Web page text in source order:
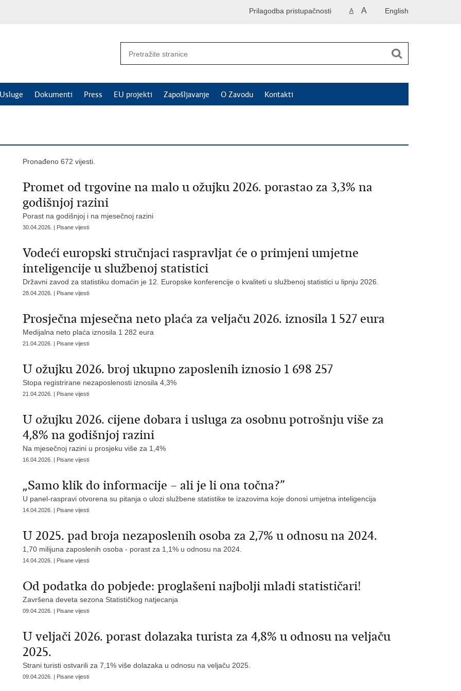
English
A A
Prilagodba pristupačnosti
Usluge Dokumenti Press EU projekti Zapošljavanje O Zavodu Kontakti
Pronađeno 672 vijesti.
Promet od trgovine na malo u ožujku 2026. porastao za 3,3% na
godišnjoj razini
Porast na godišnjoj i na mjesečnoj razini
30.04.2026. | Pisane vijesti
Vodeći europski stručnjaci raspravljat će o primjeni umjetne
inteligencije u službenoj statistici
Državni zavod za statistiku domaćin je 12. Europske konferencije o kvaliteti u službenoj statistici u lipnju 2026.
28.04.2026. | Pisane vijesti
Prosječna mjesečna neto plaća za veljaču 2026. iznosila 1 527 eura
Medijalna neto plaća iznosila 1 282 eura
21.04.2026. | Pisane vijesti
U ožujku 2026. broj ukupno zaposlenih iznosio 1 698 257
Stopa registrirane nezaposlenosti iznosila 4,3%
21.04.2026. | Pisane vijesti
U ožujku 2026. cijene dobara i usluga za osobnu potrošnju više za
4,8% na godišnjoj razini
Na mjesečnoj razini u prosjeku više za 1,4%
16.04.2026. | Pisane vijesti
„Samo klik do informacije – ali je li ona točna?”
U panel-raspravi otvorena su pitanja o ulozi službene statistike te izazovima koje donosi umjetna inteligencija
14.04.2026. | Pisane vijesti
U 2025. pad broja nezaposlenih osoba za 2,7% u odnosu na 2024.
1,70 milijuna zaposlenih osoba - porast za 1,1% u odnosu na 2024.
14.04.2026. | Pisane vijesti
Od podatka do pobjede: proglašeni najbolji mladi statističari!
Završena deveta sezona Statističkog natjecanja
09.04.2026. | Pisane vijesti
U veljači 2026. porast dolazaka turista za 4,8% u odnosu na veljaču
2025.
Strani turisti ostvarili za 7,1% više dolazaka u odnosu na veljaču 2025.
09.04.2026. | Pisane vijesti